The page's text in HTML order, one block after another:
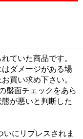
ていた商品です。
ダメージがある場
買い求め下さい。
盤面チェックをあら
が悪いと判断した
にリプレスされま